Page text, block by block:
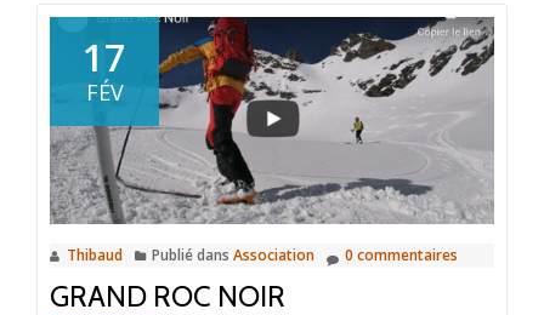
COVID-
19
Toutes
les
activités
sont
suspendues
17
FÉV
Thibaud Publié dans Association 0 commentaires
GRAND ROC NOIR